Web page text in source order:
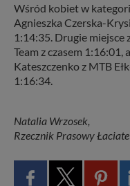
Wśród kobiet w
Agnieszka Czerska-
1:14:35. Drugie miejsce
Team z czasem 1:16:01,
Kateszczenko z MTB
1:16:34.
Natalia Wrzosek,
Rzecznik Prasowy